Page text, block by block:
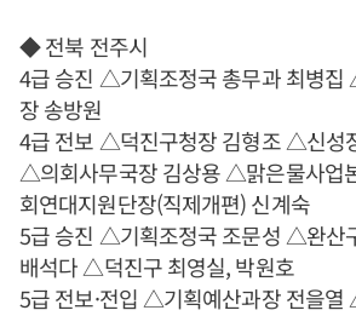
◆ 전북 전주시
4급 승진 △기획조정국 총무과 최병
장 송방원
4급 전보 △덕진구청장 김형조 △신성
△의회사무국장 김상용 △맑은물사업
회연대지원단장(직제개편) 신계숙
5급 승진 △기획조정국 조문성 △완산
배석다 △덕진구 최영실, 박원호
5급 전보·전입 △기획예산과장 전을